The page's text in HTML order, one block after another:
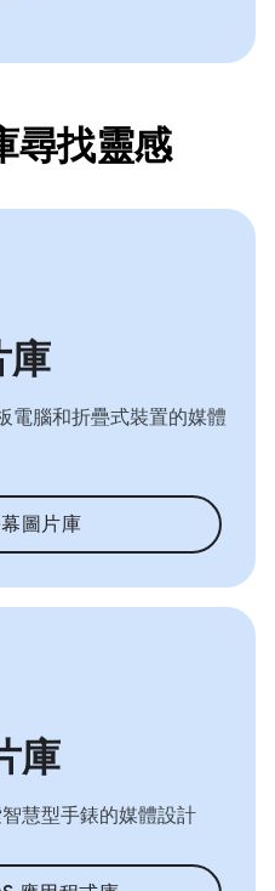
尋找靈感
庫
電腦和折疊式裝置的媒體
圖片庫
庫
慧型手錶的媒體設計